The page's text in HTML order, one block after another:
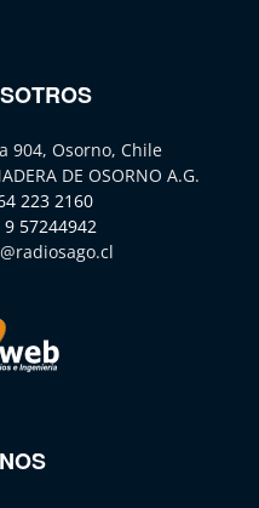
904, Osorno, Chile
DE OSORNO A.G.
223 2160
9 57244942